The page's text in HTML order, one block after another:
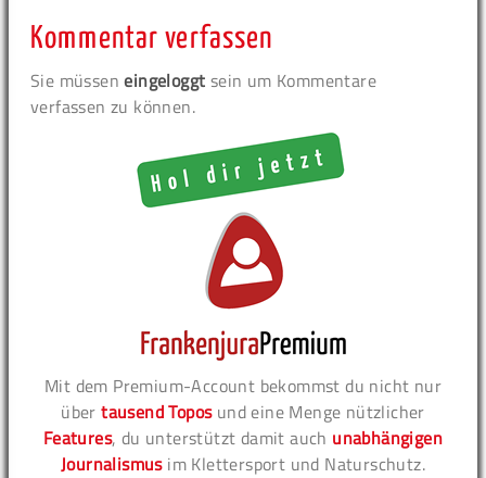
Kommentar verfassen
Sie müsseneingeloggt sein um Kommentare
verfassen zu können.
Mit dem Premium-Account bekommst du nicht nur
übertausend Toposund eine Menge nützlicher
Features, du unterstützt damit auch unabhängigen
Journalismusim Klettersport und Naturschutz.